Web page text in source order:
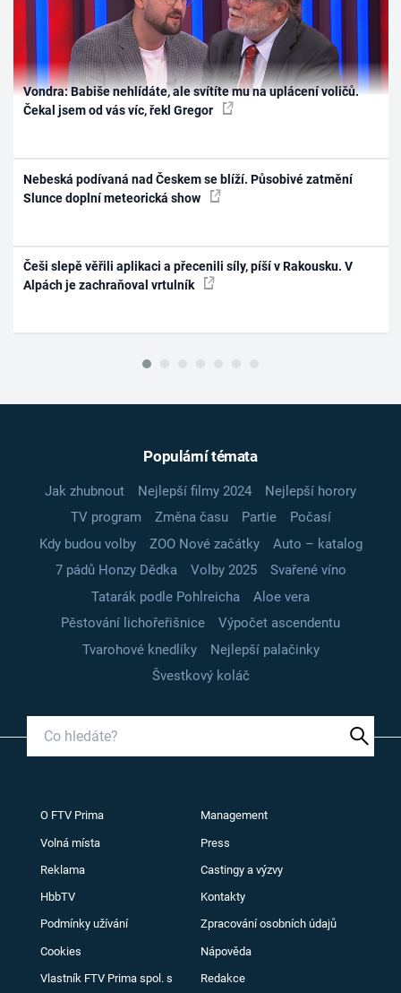
Vondra: Babiše nehlídáte, ale svítíte mu na uplácení voličů.
Čekal jsem od vás víc, řekl Gregor
Nebeská podívaná nad Českem se blíží. Působivé zatmění
Slunce doplní meteorická show
Češi slepě věřili aplikaci a přecenili síly, píší v Rakousku. V
Alpách je zachraňoval vrtulník
Populární témata
Jak zhubnout Nejlepší filmy 2024
Nejlepší horory
TV program
Změna času Partie
Počasí
Kdy budou volby
ZOO Nové začátky
Auto – katalog
7 pádů Honzy Dědka
Volby 2025
Svařené víno
Tatarák podle Pohlreicha
Aloe vera
Pěstování lichořeřišnice
Výpočet ascendentu
Tvarohové knedlíky
Nejlepší palačinky
Švestkový koláč
O FTV Prima Management
Volná místa Press
Reklama Castingy a výzvy
HbbTV Kontakty
Podmínky užívání Zpracování osobních údajů
Cookies Nápověda
Vlastník FTV Prima spol. s
Redakce